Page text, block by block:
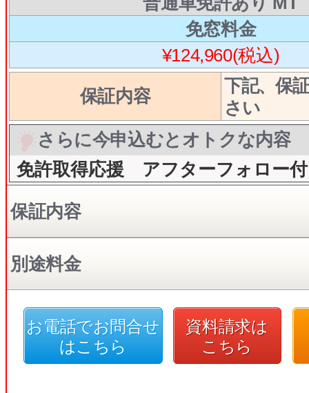
免窓料金
¥124,960(税込)
保証内容
下記、保
さい
さらに今申込むとオトクな内容
免許取得応援 アフターフォロー
保証内容
別途料金
お電話でお問合せ
はこちら
資料請求は
こちら